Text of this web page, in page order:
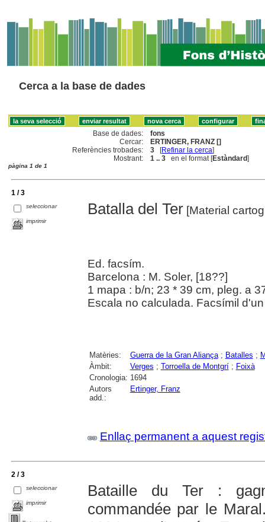
Cerca a la base de dades
Base de dades:
fons
Cercar:
ERTINGER, FRANZ []
Referències trobades:
3 [Refinar la cerca]
Mostrant:
1 .. 3 en el format [Estàndard]
pàgina 1 de 1
1 / 3
seleccionar
imprimir
Batalla del Ter[Material
Ed. facsím.
Barcelona : M. Soler, [18??]
1 mapa : b/n; 23 * 39 cm, pleg. a
Escala no calculada. Facsímil
Matèries: Guerra de la Gran Aliança; Batalles ;
Àmbit:
Verges ; Torroella de Montgrí; Foixà
Cronologia: 1694
Autors
add.:
Ertinger, Franz
Enllaç permanent a aquest
2 / 3
seleccionar
imprimir
Bataille du Ter :
commandée par le